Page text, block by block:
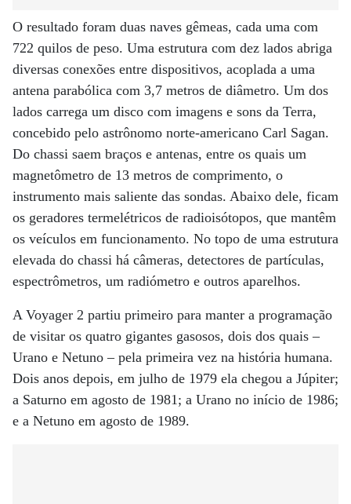
O resultado foram duas naves gêmeas, cada uma com
722 quilos de peso. Uma estrutura com dez lados abriga
diversas conexões entre dispositivos, acoplada a uma
antena parabólica com 3,7 metros de diâmetro. Um dos
lados carrega um disco com imagens e sons da Terra,
concebido pelo astrônomo norte-americano Carl Sagan.
Do chassi saem braços e antenas, entre os quais um
magnetômetro de 13 metros de comprimento, o
instrumento mais saliente das sondas. Abaixo dele, ficam
os geradores termelétricos de radioisótopos, que mantêm
os veículos em funcionamento. No topo de uma estrutura
elevada do chassi há câmeras, detectores de partículas,
espectrômetros, um radiómetro e outros aparelhos.
A Voyager 2 partiu primeiro para manter a programação
de visitar os quatro gigantes gasosos, dois dos quais –
Urano e Netuno – pela primeira vez na história humana.
Dois anos depois, em julho de 1979 ela chegou a Júpiter;
a Saturno em agosto de 1981; a Urano no início de 1986;
e a Netuno em agosto de 1989.